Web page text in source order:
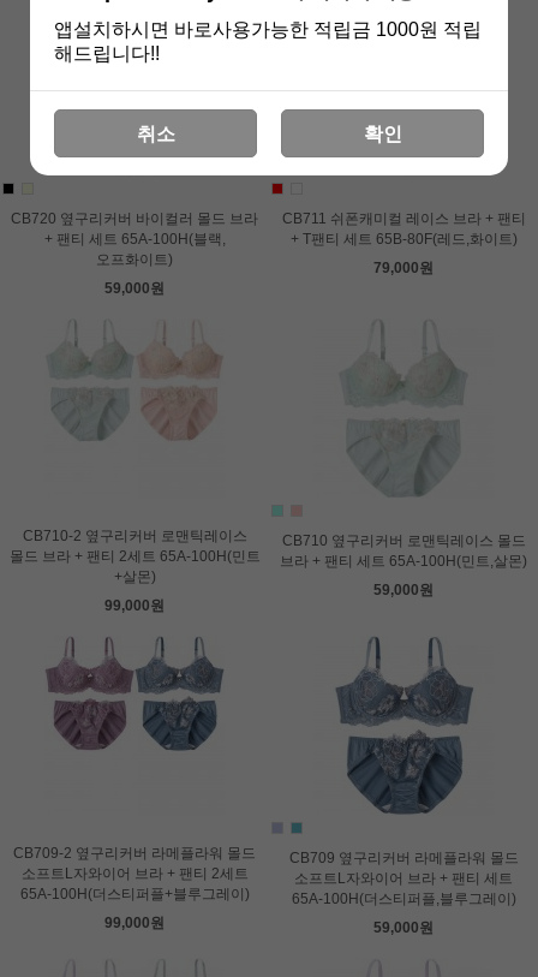
CB720 옆구리커버 바이컬러 몰드 브라
+ 팬티 세트 65A-100H(블랙,
오프화이트)
59,000원
CB711 쉬폰캐미컬 레이스 브라 + 팬티
+ T팬티 세트 65B-80F(레드,화이트)
79,000원
CB710-2 옆구리커버 로맨틱레이스
몰드 브라 + 팬티 2세트 65A-100H(민트
+살몬)
99,000원
CB710 옆구리커버 로맨틱레이스 몰드
브라 + 팬티 세트 65A-100H(민트,살몬)
59,000원
CB709-2 옆구리커버 라메플라워 몰드
소프트L자와이어 브라 + 팬티 2세트
65A-100H(더스티퍼플+블루그레이)
99,000원
CB709 옆구리커버 라메플라워 몰드
소프트L자와이어 브라 + 팬티 세트
65A-100H(더스티퍼플,블루그레이)
59,000원
앱설치하시면 바로사용가능한 적립금 1000원 적립
해드립니다!!
취소 확인